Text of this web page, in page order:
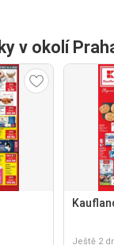
v okolí
Ještě 2